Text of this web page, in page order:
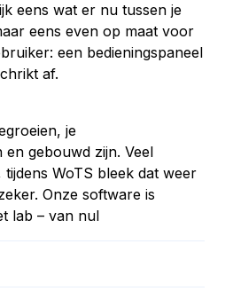
eens wat er nu tussen je
eens even op maat voor
een bedieningspaneel
af.
je
gebouwd zijn. Veel
WoTS bleek dat weer
Onze software is
lab – van nul